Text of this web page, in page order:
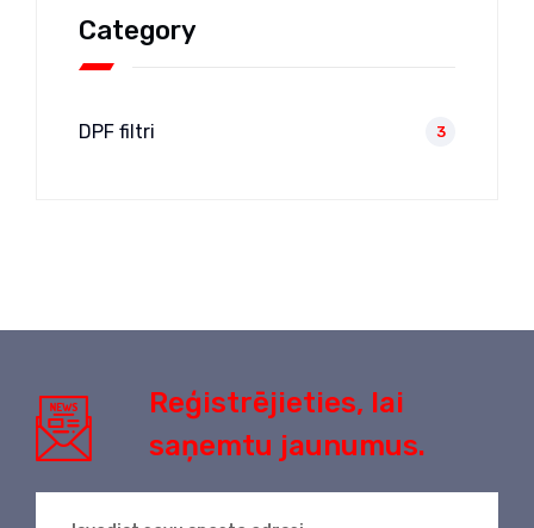
Category
DPF filtri 3
Reģistrējieties, lai
saņemtu jaunumus.